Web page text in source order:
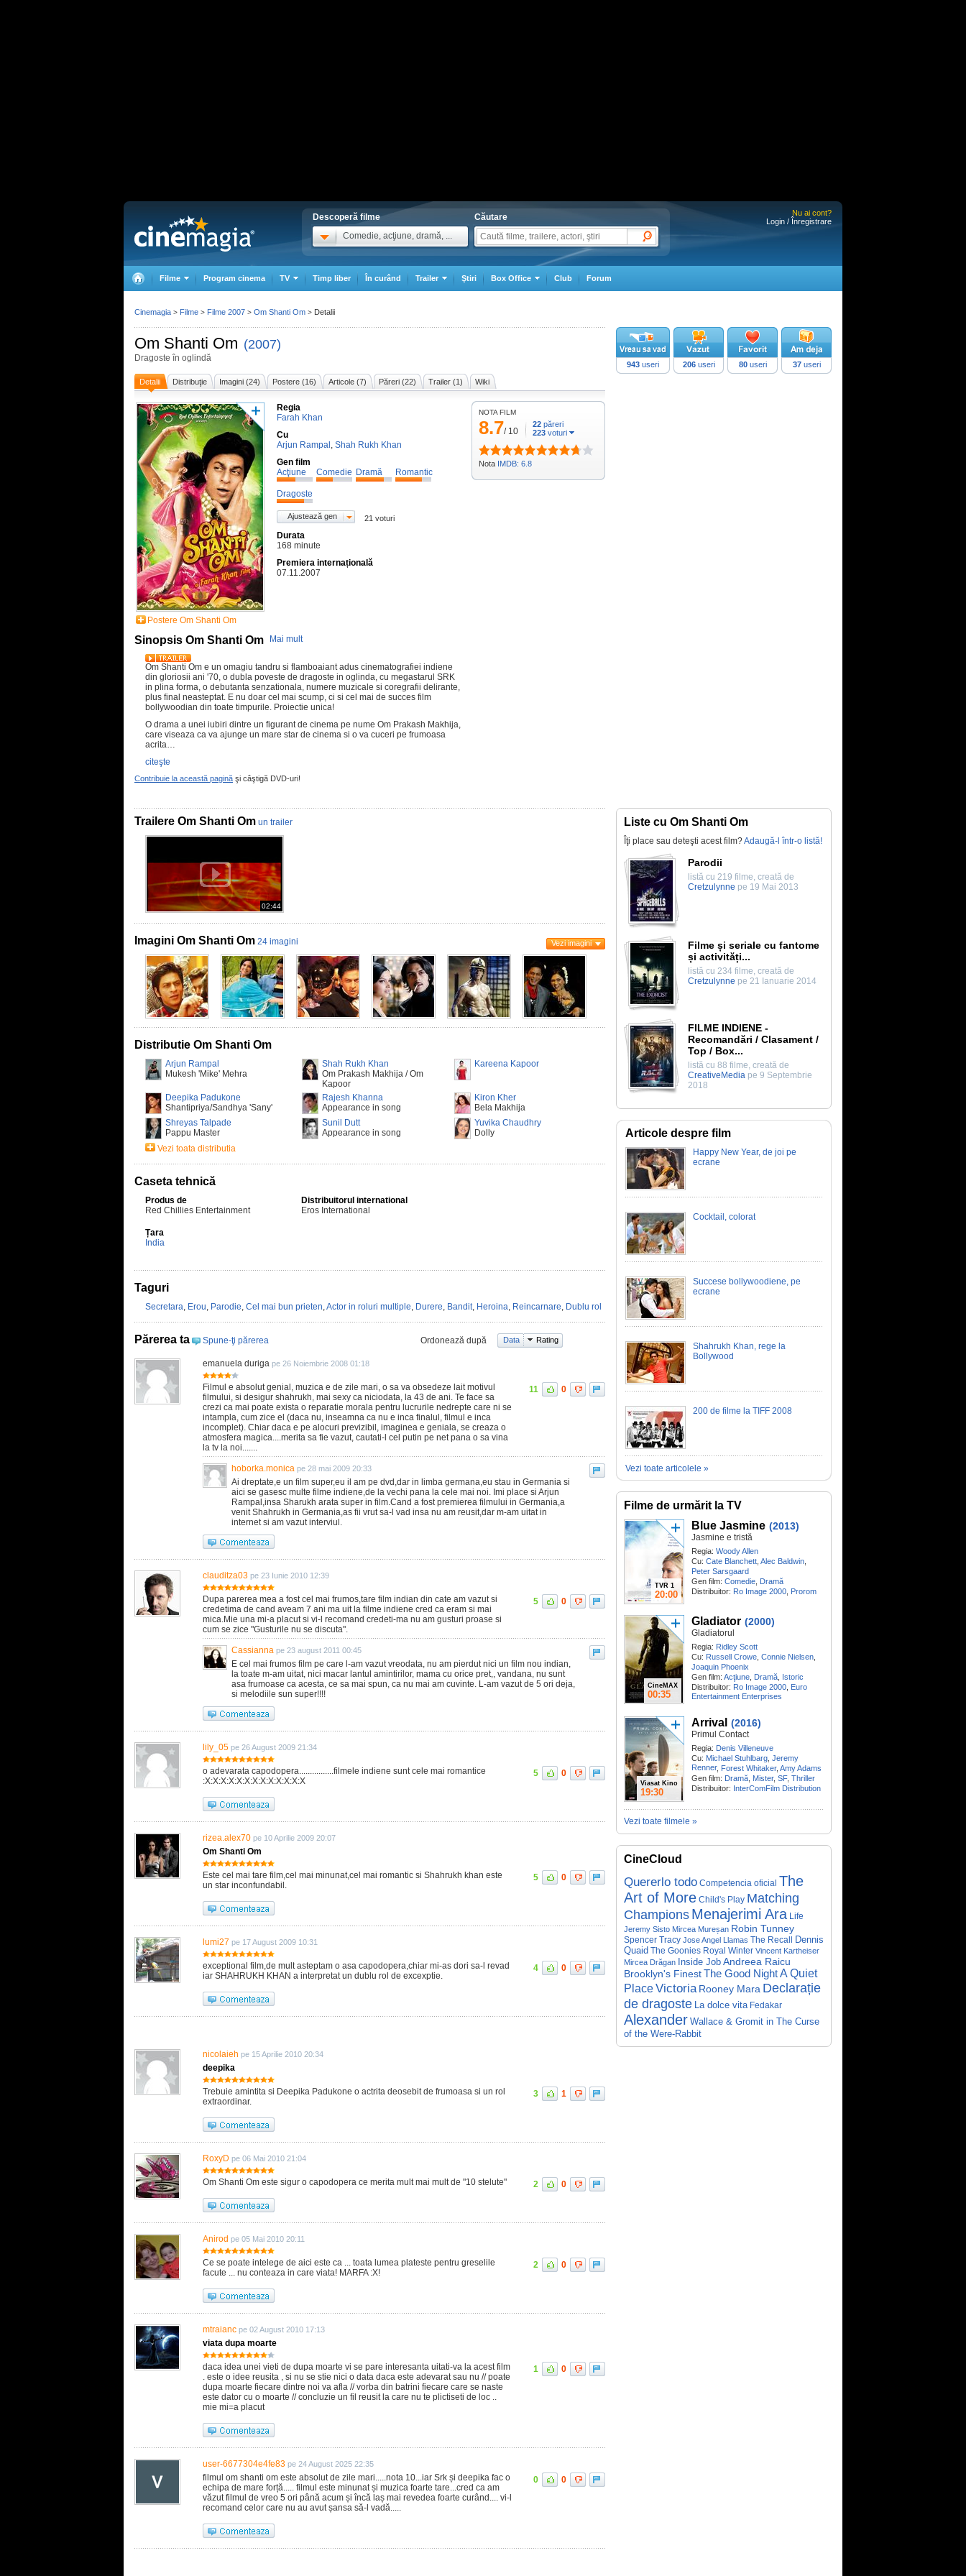
Descoperă filme
Comedie, acţiune, dramă, ...
Căutare
Nu ai cont?
Login / Înregistrare
Filme Program cinema TV Timp liber În curând Trailer Ştiri Box Office Club Forum
Om Shanti Om (2007)
Dragoste în oglindă
Detalii Distribuţie Imagini (24) Postere (16) Articole (7) Păreri (22) Trailer (1) Wiki
Postere Om Shanti Om
Regia
Farah Khan
Cu
Arjun Rampal , Shah Rukh Khan
Gen film
Acţiune
Comedie Dramă Romantic
Dragoste
Ajustează gen 21 voturi
Durata
168 minute
Premiera internațională
07.11.2007
Sinopsis Om Shanti Om Mai mult
Om Shanti Om e un omagiu tandru si flamboaiant adus cinematografiei indiene
din gloriosii ani '70, o dubla poveste de dragoste in oglinda, cu megastarul SRK
in plina forma, o debutanta senzationala, numere muzicale si coregrafii delirante,
plus final neasteptat. E nu doar cel mai scump, ci si cel mai de succes film
bollywoodian din toate timpurile. Proiectie unica!
O drama a unei iubiri dintre un figurant de cinema pe nume Om Prakash Makhija,
care viseaza ca va ajunge un mare star de cinema si o va cuceri pe frumoasa
acrita…
citeşte
Contribuie la această pagină şi câştigă DVD-uri!
NOTA FILM
8.7/ 10
22 păreri
223 voturi
Nota IMDB: 6.8
943 useri 206useri 80useri 37useri
Trailere Om Shanti Om un trailer
02:44
Imagini Om Shanti Om 24 imagini Vezi imagini
Distributie Om Shanti Om
Arjun Rampal
Mukesh 'Mike' Mehra
Shah Rukh Khan
Om Prakash Makhija / Om
Kapoor
Kareena Kapoor
Deepika Padukone
Shantipriya/Sandhya 'Sany'
Rajesh Khanna
Appearance in song
Kiron Kher
Bela Makhija
Shreyas Talpade
Pappu Master
Sunil Dutt
Appearance in song
Yuvika Chaudhry
Dolly
Vezi toata distributia
Caseta tehnică
Produs de
Red Chillies Entertainment
Distribuitorul international
Eros International
Țara
India
Taguri
Secretara, Erou, Parodie, Cel mai bun prieten,Actor in roluri multiple, Durere, Bandit, Heroina, Reincarnare, Dublu rol
Părerea ta Spune-ţi părerea Ordonează după Data Rating
emanuela duriga pe 26 Noiembrie 2008 01:18
Filmul e absolut genial, muzica e de zile mari, o sa va obsedeze lait motivul
filmului, si desigur shahrukh, mai sexy ca niciodata, la 43 de ani. Te face sa
crezi ca mai poate exista o reparatie morala pentru lucrurile nedrepte care ni se
intampla, cum zice el (daca nu, inseamna ca nu e inca finalul, filmul e inca
incomplet). Chiar daca e pe alocuri previzibil, imaginea e geniala, se creaza o
atmosfera magica....merita sa fie vazut, cautati-l cel putin pe net pana o sa vina
la tv la noi.......
11 0
hoborka.monica pe 28 mai 2009 20:33
Ai dreptate,e un film super,eu il am pe dvd,dar in limba germana,eu stau in Germania si
aici se gasesc multe filme indiene,de la vechi pana la cele mai noi. Imi place si Arjun
Rampal,insa Sharukh arata super in film.Cand a fost premierea filmului in Germania,a
venit Shahrukh in Germania,as fii vrut sa-l vad insa nu am reusit,dar m-am uitat in
internet si am vazut interviul.
clauditza03 pe 23 Iunie 2010 12:39
Dupa parerea mea a fost cel mai frumos,tare film indian din cate am vazut si
credetima de cand aveam 7 ani ma uit la filme indiene cred ca eram si mai
mica.Mie una mi-a placut si vi-l recomand credeti-ma nu am gusturi proase si
cum se zice "Gusturile nu se discuta".
5 0
Cassianna pe 23 august 2011 00:45
E cel mai frumos film pe care l-am vazut vreodata, nu am pierdut nici un film nou indian,
la toate m-am uitat, nici macar lantul amintirilor, mama cu orice pret,, vandana, nu sunt
asa frumoase ca acesta, ce sa mai spun, ca nu mai am cuvinte. L-am vazut de 5 ori deja,
si melodiile sun super!!!!
lily_05 pe 26 August 2009 21:34
o adevarata capodopera................filmele indiene sunt cele mai romantice
:X:X:X:X:X:X:X:X:X:X:X:X:X
5 0
rizea.alex70 pe 10 Aprilie 2009 20:07
Om Shanti Om
Este cel mai tare film,cel mai minunat,cel mai romantic si Shahrukh khan este
un star inconfundabil.
5 0
lumi27 pe 17 August 2009 10:31
exceptional film,de mult asteptam o asa capodopera,chiar mi-as dori sa-l revad
iar SHAHRUKH KHAN a interpretat un dublu rol de excexptie.
4 0
nicolaieh pe 15 Aprilie 2010 20:34
deepika
Trebuie amintita si Deepika Padukone o actrita deosebit de frumoasa si un rol
extraordinar.
3 1
RoxyD pe 06 Mai 2010 21:04
Om Shanti Om este sigur o capodopera ce merita mult mai mult de "10 stelute" 2 0
Anirod pe 05 Mai 2010 20:11
Ce se poate intelege de aici este ca ... toata lumea plateste pentru greselile
facute ... nu conteaza in care viata! MARFA :X!
2 0
mtraianc pe 02 August 2010 17:13
viata dupa moarte
daca idea unei vieti de dupa moarte vi se pare interesanta uitati-va la acest film
. este o idee reusita , si nu se stie nici o data daca este adevarat sau nu // poate
dupa moarte fiecare dintre noi va afla // vorba din batrini fiecare care se naste
este dator cu o moarte // concluzie un fil reusit la care nu te plictiseti de loc ..
mie mi=a placut
1 0
user-6677304e4fe83 pe 24 August 2025 22:35
filmul om shanti om este absolut de zile mari.....nota 10...iar Srk și deepika fac o
echipa de mare forță..... filmul este minunat și muzica foarte tare...cred ca am
văzut filmul de vreo 5 ori până acum și încă laș mai revedea foarte curând.... vi-l
recomand celor care nu au avut șansa să-l vadă.....
0 0
Liste cu Om Shanti Om
Îţi place sau deteşti acest film?Adaugă-l într-o listă!
Parodii
listă cu 219 filme, creată de
Cretzulynne pe 19 Mai 2013
Filme și seriale cu fantome
și activități...
listă cu 234 filme, creată de
Cretzulynne pe 21 Ianuarie 2014
FILME INDIENE -
Recomandări / Clasament /
Top / Box...
listă cu 88 filme, creată de
CreativeMedia pe 9 Septembrie
2018
Articole despre film
Happy New Year, de joi pe
ecrane
Cocktail, colorat
Succese bollywoodiene, pe
ecrane
Shahrukh Khan, rege la
Bollywood
200 de filme la TIFF 2008
Vezi toate articolele »
Filme de urmărit la TV
TVR 1
20:00
Blue Jasmine (2013)
Jasmine e tristă
Regia: Woody Allen
Cu: Cate Blanchett Alec Baldwin
Peter Sarsgaard
Gen film: Comedie Dramă
Distribuitor: Ro Image 2000 Prorom
CineMAX
00:35
Gladiator (2000)
Gladiatorul
Regia: Ridley Scott
Cu: Russell Crowe Connie Nielsen
Joaquin Phoenix
Gen film: Acţiune Dramă Istoric
Distribuitor: Ro Image 2000 Euro
Entertainment Enterprises
Viasat Kino
19:30
Arrival (2016)
Primul Contact
Regia: Denis Villeneuve
Cu: Michael Stuhlbarg Jeremy
Renner, Forest Whitaker, Amy Adams
Gen film: Dramă Mister, SF, Thriller
Distribuitor: InterComFilm Distribution
Vezi toate filmele »
CineCloud
Quererlo todo Competencia oficial The
Art of More Child's Play Matching
ChampionsMenajerimi Ara Life
Jeremy Sisto Mircea Mureșan Robin Tunney
Spencer Tracy Jose Angel Llamas The Recall
Dennis
Quaid The Goonies Royal Winter Vincent Kartheiser
Mircea Drăgan Inside Job Andreea Raicu
Brooklyn's FinestThe Good NightA Quiet
PlaceVictoria Rooney Mara Declarație
de dragoste La dolce vita Fedakar
Alexander Wallace & Gromit in The Curse
of the Were-Rabbit
Cinemagia > Filme > Filme 2007 > Om Shanti Om > Detalii